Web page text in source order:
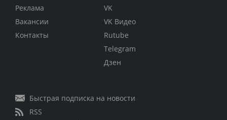
Реклама
Вакансии
Контакты
VK
VK Видео
Rutube
Telegram
Дзен
Быстрая подписка на новости
RSS